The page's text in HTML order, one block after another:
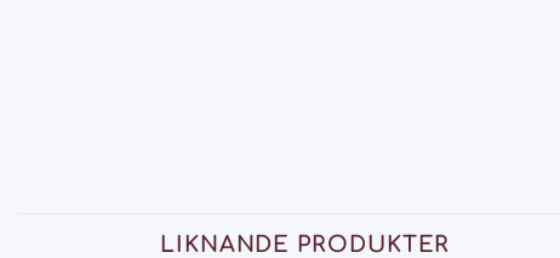
LIKNANDE PRODUKTER